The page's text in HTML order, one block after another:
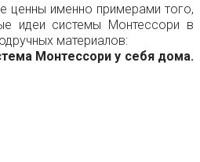
ценны именно примерами того,
идеи системы Монтессори в
материалов:
Монтессори у себя дома.